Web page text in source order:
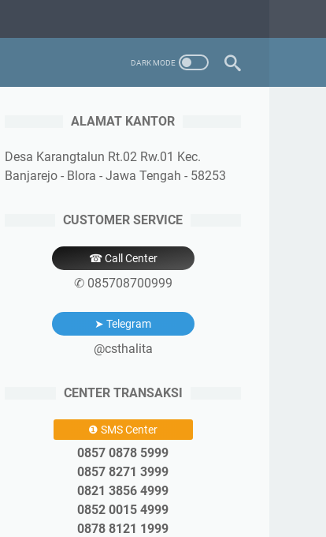
ALAMAT KANTOR
Desa Karangtalun Rt.02 Rw.01 Kec.
Banjarejo - Blora - Jawa Tengah - 58253
CUSTOMER SERVICE
☎ Call Center
✆ 085708700999
➤ Telegram
@csthalita
CENTER TRANSAKSI
❶ SMS Center
0857 0878 5999
0857 8271 3999
0821 3856 4999
0852 0015 4999
0878 8121 1999